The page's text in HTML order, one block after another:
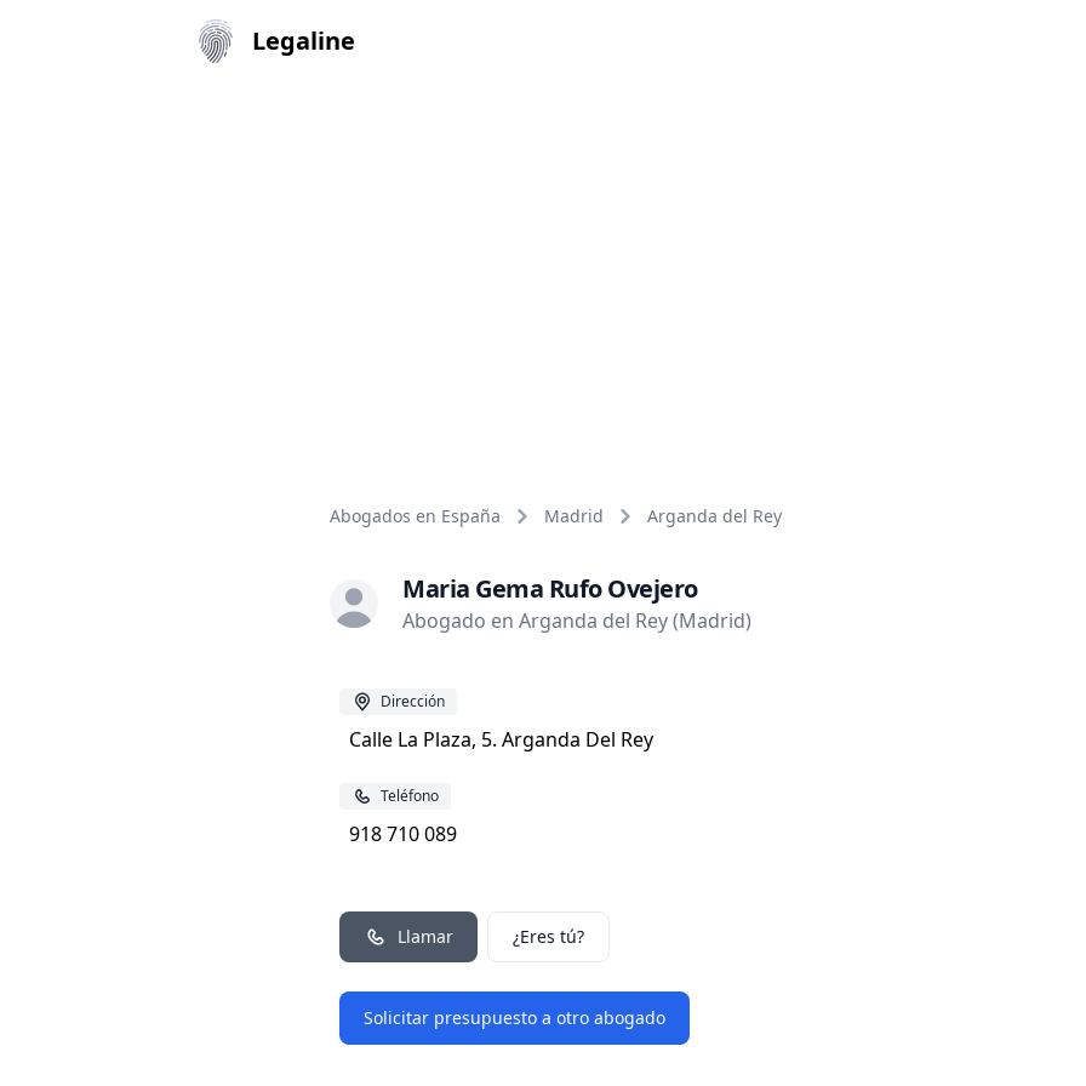
Legaline
Abogados en España Madrid Arganda del Rey
Maria Gema Rufo Ovejero
Abogado en Arganda del Rey (Madrid)
Dirección
Calle La Plaza, 5. Arganda Del Rey
Teléfono
918 710 089
Llamar ¿Eres tú?
Solicitar presupuesto a otro abogado